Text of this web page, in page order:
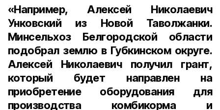
«Например, Алексей Николаевич
Унковский из Новой Таволжанки.
Минсельхоз Белгородской области
подобрал землю в Губкинском округе.
Алексей Николаевич получил грант,
который будет направлен на
приобретение оборудования для
производства комбикорма и